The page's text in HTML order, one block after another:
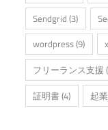
Sendgrid (3)
wordpress(9)
フリーランス支援
証明書(4) 起業